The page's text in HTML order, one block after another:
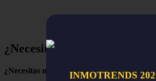
¿Necesitas ayuda? Empieza
¿Necesitas más información?
INMOTRENDS